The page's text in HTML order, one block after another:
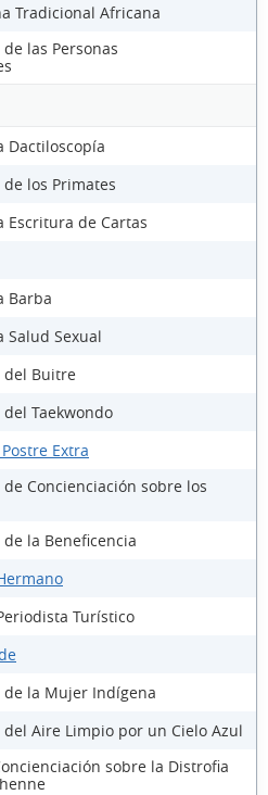
Tradicional Africana
las Personas
Dactiloscopía
los Primates
Escritura de Cartas
Barba
Salud Sexual
del Buitre
Taekwondo
Extra
Concienciación sobre los
la Beneficencia
Turístico
la Mujer Indígena
Aire Limpio por un Cielo Azul
sobre la Distrofia